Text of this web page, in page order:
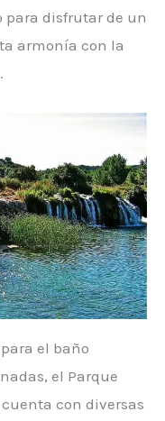
disfrutar de un
armonía con la
el baño
el Parque
con diversas